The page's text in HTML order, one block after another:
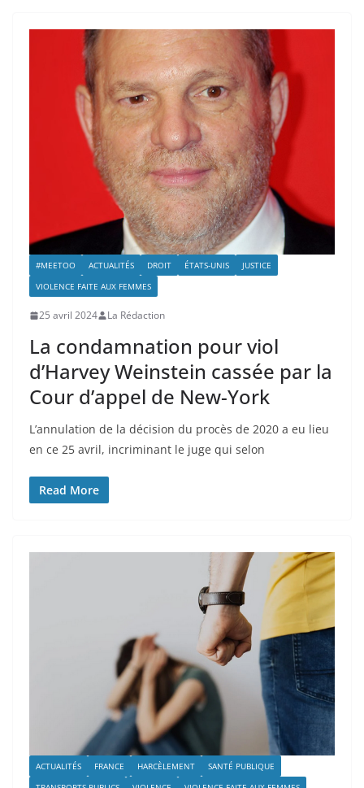
#MEETOO ACTUALITÉS DROIT ÉTATS-UNIS
JUSTICE
VIOLENCE FAITE AUX FEMMES
25 avril 2024 La Rédaction
La condamnation pour viol
d’Harvey Weinstein cassée par la
Cour d’appel de New-York
L’annulation de la décision du procès de 2020 a eu lieu
en ce 25 avril, incriminant le juge qui selon
Read More
ACTUALITÉS FRANCE HARCÈLEMENT
SANTÉ PUBLIQUE